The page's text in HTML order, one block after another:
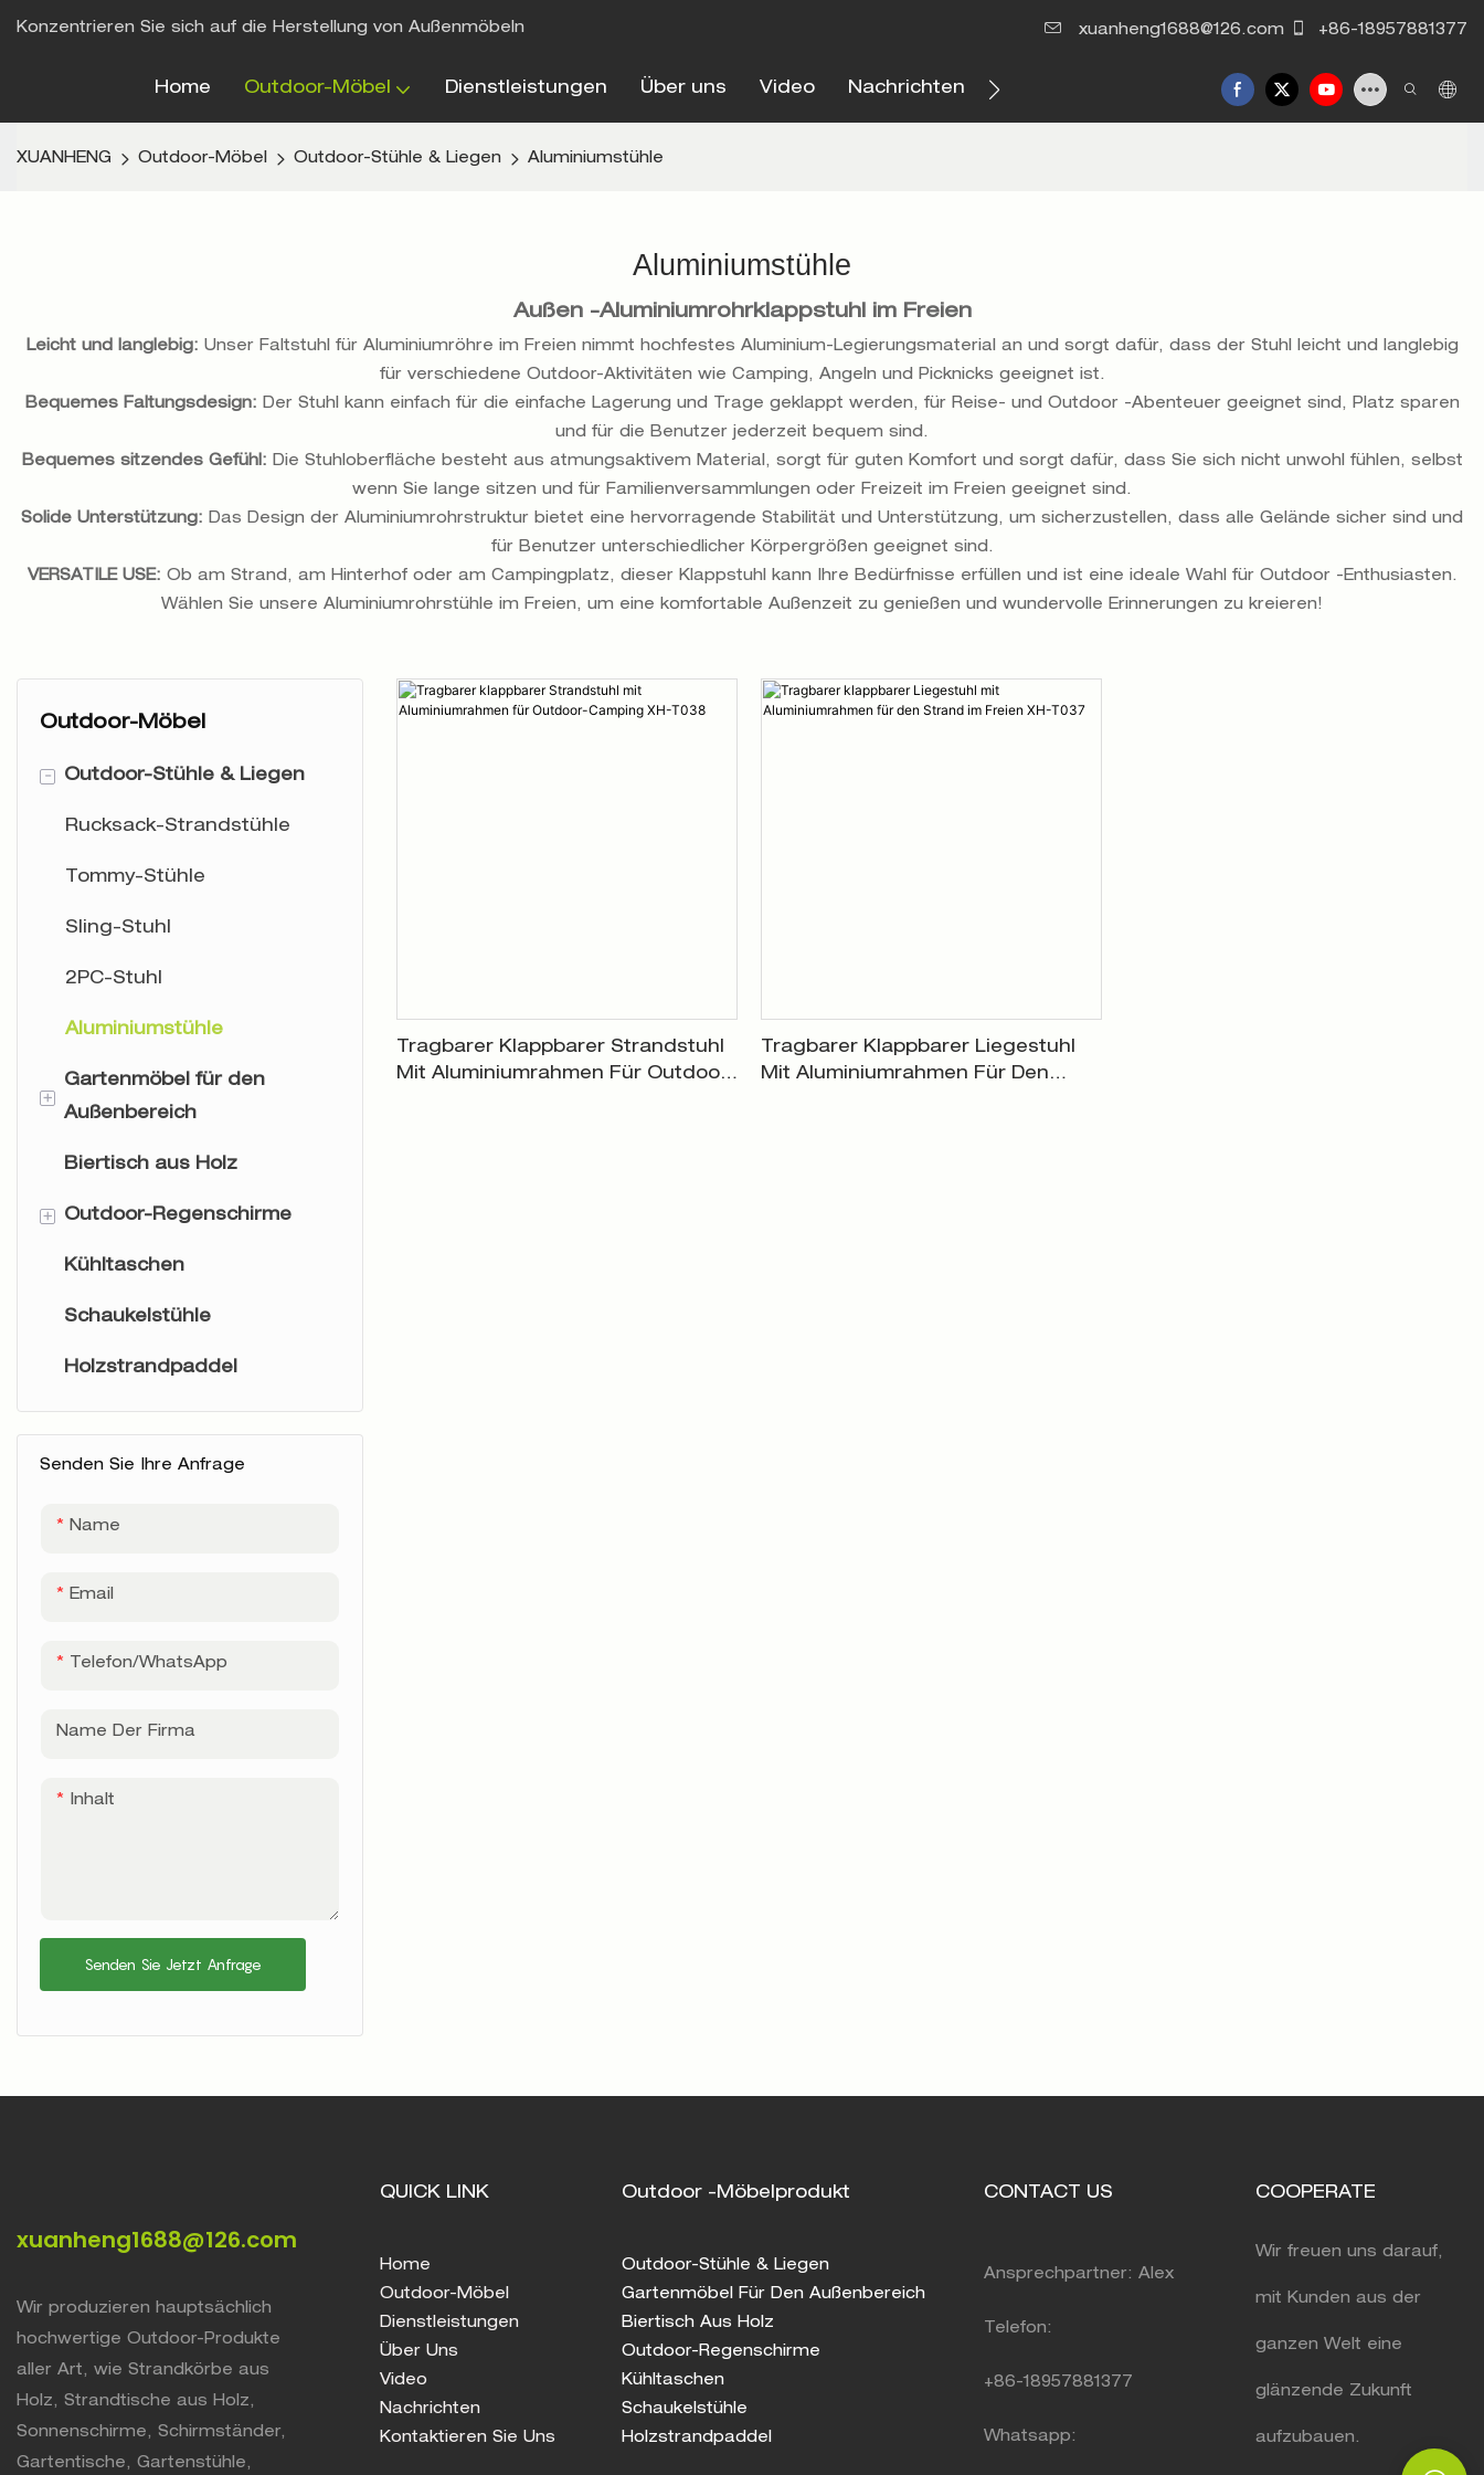
Konzentrieren Sie sich auf die Herstellung von Außenmöbeln xuanheng1688@126.com +86-18957881377
Home Outdoor-Möbel Dienstleistungen Über uns Video Nachrichten Kontaktieren Sie uns
XUANHENG Outdoor-Möbel Outdoor-Stühle & Liegen Aluminiumstühle
Aluminiumstühle
Außen -Aluminiumrohrklappstuhl im Freien
Leicht und langlebig: Unser Faltstuhl für Aluminiumröhre im Freien nimmt hochfestes Aluminium-Legierungsmaterial an und sorgt dafür, dass der Stuhl leicht und langlebig
für verschiedene Outdoor-Aktivitäten wie Camping, Angeln und Picknicks geeignet ist.
Bequemes Faltungsdesign: Der Stuhl kann einfach für die einfache Lagerung und Trage geklappt werden, für Reise- und Outdoor -Abenteuer geeignet sind, Platz sparen
und für die Benutzer jederzeit bequem sind.
Bequemes sitzendes Gefühl: Die Stuhloberfläche besteht aus atmungsaktivem Material, sorgt für guten Komfort und sorgt dafür, dass Sie sich nicht unwohl fühlen, selbst
wenn Sie lange sitzen und für Familienversammlungen oder Freizeit im Freien geeignet sind.
Solide Unterstützung: Das Design der Aluminiumrohrstruktur bietet eine hervorragende Stabilität und Unterstützung, um sicherzustellen, dass alle Gelände sicher sind und
für Benutzer unterschiedlicher Körpergrößen geeignet sind.
VERSATILE USE: Ob am Strand, am Hinterhof oder am Campingplatz, dieser Klappstuhl kann Ihre Bedürfnisse erfüllen und ist eine ideale Wahl für Outdoor -Enthusiasten.
Wählen Sie unsere Aluminiumrohrstühle im Freien, um eine komfortable Außenzeit zu genießen und wundervolle Erinnerungen zu kreieren!
Outdoor-Möbel
- Outdoor-Stühle & Liegen
Rucksack-Strandstühle
Tommy-Stühle
Sling-Stuhl
2PC-Stuhl
Aluminiumstühle
+
Gartenmöbel für den
Außenbereich
Gartenmöbel aus Rattan
Gartenmöbel aus Holz
Biertisch aus Holz
+ Outdoor-Regenschirme
Sonnenschirme
Terrassenschirme
Cabanas & Zelte
Kühltaschen
Schaukelstühle
Holzstrandpaddel
Senden Sie Ihre Anfrage
Name
Email
Telefon/WhatsApp
Name Der Firma
Inhalt
Senden Sie Jetzt Anfrage
Tragbarer Klappbarer Strandstuhl
Mit Aluminiumrahmen Für Outdoor-
Tragbarer Klappbarer Liegestuhl
Mit Aluminiumrahmen Für Den
xuanheng1688@126.com
Wir produzieren hauptsächlich
hochwertige Outdoor-Produkte
aller Art, wie Strandkörbe aus
Holz, Strandtische aus Holz,
Sonnenschirme, Schirmständer,
Gartentische, Gartenstühle,
QUICK LINK
Home
Outdoor-Möbel
Dienstleistungen
Über Uns
Video
Nachrichten
Kontaktieren Sie Uns
Outdoor -Möbelprodukt
Outdoor-Stühle & Liegen
Gartenmöbel Für Den Außenbereich
Biertisch Aus Holz
Outdoor-Regenschirme
Kühltaschen
Schaukelstühle
Holzstrandpaddel
CONTACT US
Ansprechpartner: Alex
Telefon:
+86-18957881377
Whatsapp:
COOPERATE
Wir freuen uns darauf,
mit Kunden aus der
ganzen Welt eine
glänzende Zukunft
aufzubauen.